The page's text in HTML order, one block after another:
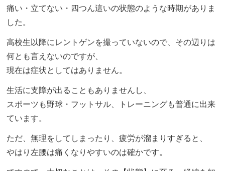
痛い・立てない・四つん這いの状態のような時期がありま
した。
高校生以降にレントゲンを撮っていないので、その辺りは
何とも言えないのですが、
現在は症状としてはありません。
生活に支障が出ることもありませんし、
スポーツも野球・フットサル、トレーニングも普通に出来
ています。
ただ、無理をしてしまったり、疲労が溜まりすぎると、
やはり左腰は痛くなりやすいのは確かです。